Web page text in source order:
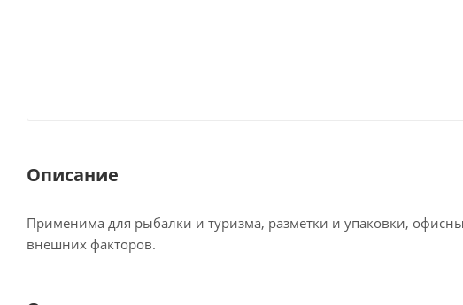
Описание
Применима для рыбалки и туризма, разметки и упаковки,
внешних факторов.